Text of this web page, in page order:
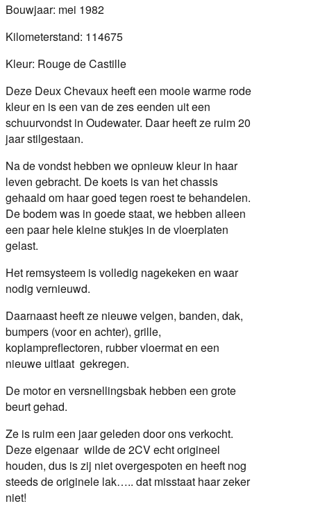
Bouwjaar: mei 1982
Kilometerstand: 114675
Kleur: Rouge de Castille
Deze Deux Chevaux heeft een mooie warme rode
kleur en is een van de zes eenden uit een
schuurvondst in Oudewater. Daar heeft ze ruim 20
jaar stilgestaan.
Na de vondst hebben we opnieuw kleur in haar
leven gebracht. De koets is van het chassis
gehaald om haar goed tegen roest te behandelen.
De bodem was in goede staat, we hebben alleen
een paar hele kleine stukjes in de vloerplaten
gelast.
Het remsysteem is volledig nagekeken en waar
nodig vernieuwd.
Daarnaast heeft ze nieuwe velgen, banden, dak,
bumpers (voor en achter), grille,
koplampreflectoren, rubber vloermat en een
nieuwe uitlaat gekregen.
De motor en versnellingsbak hebben een grote
beurt gehad.
Ze is ruim een jaar geleden door ons verkocht.
Deze eigenaar wilde de 2CV echt origineel
houden, dus is zij niet overgespoten en heeft nog
steeds de originele lak….. dat misstaat haar zeker
niet!